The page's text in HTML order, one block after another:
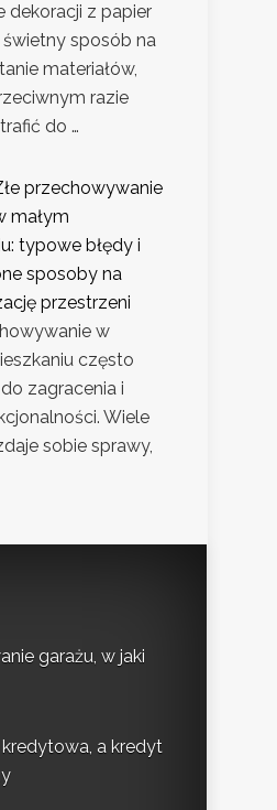
dekoracji z papier
sposób na
materiałów,
razie
do …
przechowywanie
małym
typowe błędy i
sposoby na
przestrzeni
w
często
zagracenia i
Wiele
sobie sprawy,
garażu, w jaki
a kredyt